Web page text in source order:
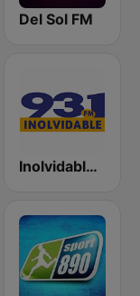
Del Sol FM
Inolvidable 93.1 FM